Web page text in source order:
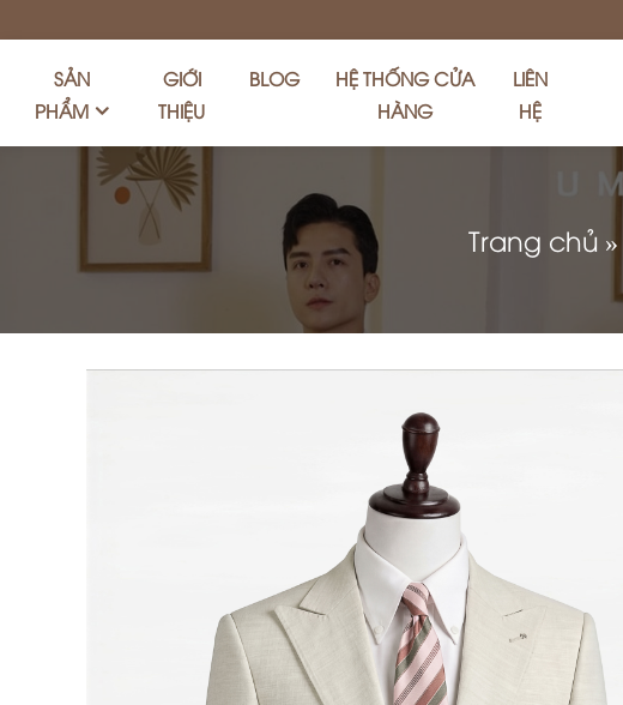
SẢN
PHẨM
GIỚI
THIỆU
BLOG
HỆ THỐNG CỬA
HÀNG
LIÊN
HỆ
Trang chủ »